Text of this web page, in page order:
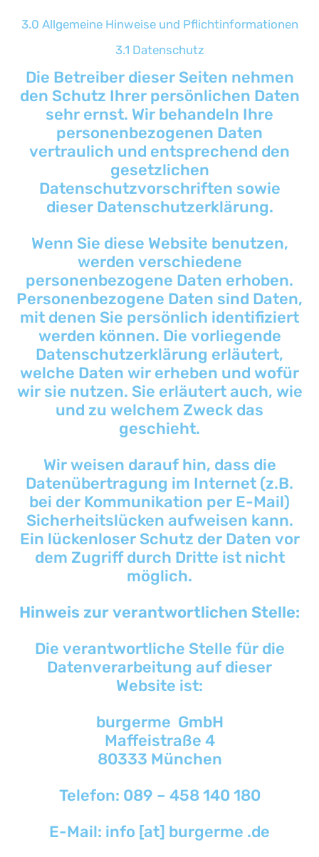
3.0 Allgemeine Hinweise und Pflichtinformationen
3.1 Datenschutz
Die Betreiber dieser Seiten nehmen
den Schutz Ihrer persönlichen Daten
sehr ernst. Wir behandeln Ihre
personenbezogenen Daten
vertraulich und entsprechend den
gesetzlichen
Datenschutzvorschriften sowie
dieser Datenschutzerklärung.
Wenn Sie diese Website benutzen,
werden verschiedene
personenbezogene Daten erhoben.
Personenbezogene Daten sind Daten,
mit denen Sie persönlich identifiziert
werden können. Die vorliegende
Datenschutzerklärung erläutert,
welche Daten wir erheben und wofür
wir sie nutzen. Sie erläutert auch, wie
und zu welchem Zweck das
geschieht.
Wir weisen darauf hin, dass die
Datenübertragung im Internet (z.B.
bei der Kommunikation per E-Mail)
Sicherheitslücken aufweisen kann.
Ein lückenloser Schutz der Daten vor
dem Zugriff durch Dritte ist nicht
möglich.
Hinweis zur verantwortlichen Stelle:
Die verantwortliche Stelle für die
Datenverarbeitung auf dieser
Website ist:
burgerme GmbH
Maffeistraße 4
80333 München
Telefon: 089 – 458 140 180
E-Mail: info [at] burgerme .de